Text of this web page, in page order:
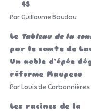
45
Par Guillaume Boudou
Le Tableau de la
par le comte de
Un noble d’épée
réforme
Par Louis de Carbonnières
Les racines de la